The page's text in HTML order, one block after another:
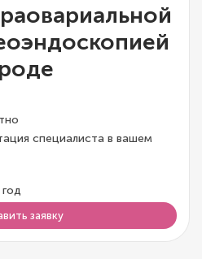
специалиста в вашем
заявку